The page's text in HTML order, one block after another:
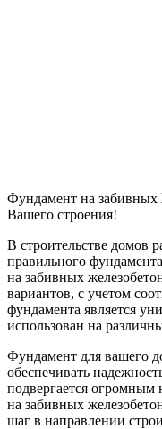
Фундамент на
Вашего строения!
В строительстве домов
правильного
на забивных
вариантов, с учетом
фундамента является
использован на
Фундамент для вашего
обеспечивать
подвергается
на забивных
шаг в направлении